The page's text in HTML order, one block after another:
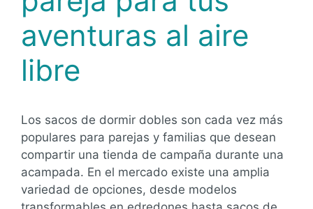
aventuras al aire
libre
Los sacos de dormir dobles son cada vez más
populares para parejas y familias que desean
compartir una tienda de campaña durante una
acampada. En el mercado existe una amplia
variedad de opciones, desde modelos